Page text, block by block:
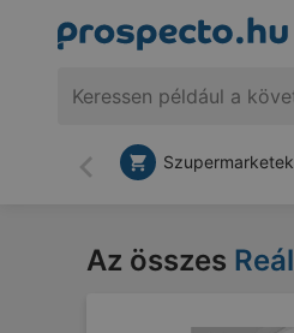
Vissza
Szupermarketek
Az összes Reál